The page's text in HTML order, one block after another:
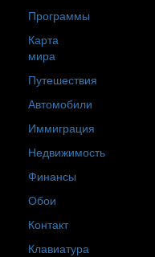
Программы
Карта
мира
Путешествия
Автомобили
Иммиграция
Недвижимость
Финансы
Обои
Контакт
Клавиатура